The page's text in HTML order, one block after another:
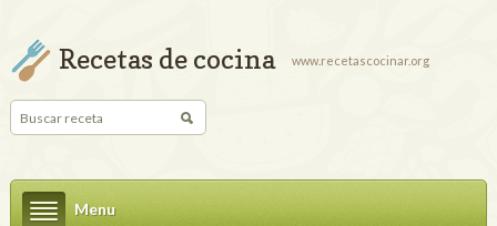
Recetas de cocina www.recetascocinar.org
Menu